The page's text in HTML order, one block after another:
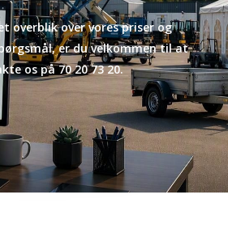
overblik over vores priser og
er du velkommen til at
os på 70 20 73 20.